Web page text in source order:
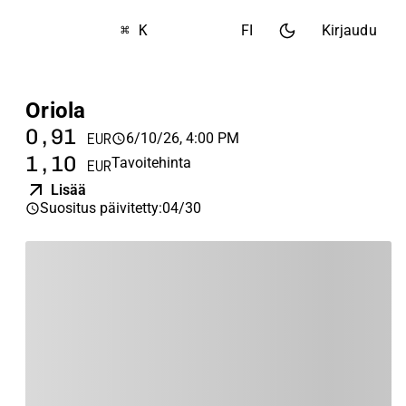
⌘ K FI Kirjaudu
Oriola
0,91 EUR 6/10/26, 4:00 PM
1,10 EURTavoitehinta
Lisää
Suositus päivitetty:04/30